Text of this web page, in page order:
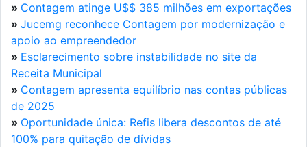
» Contagem atinge U$$ 385 milhões em exportações
» Jucemg reconhece Contagem por modernização e
apoio ao empreendedor
» Esclarecimento sobre instabilidade no site da
Receita Municipal
» Contagem apresenta equilíbrio nas contas públicas
de 2025
» Oportunidade única: Refis libera descontos de até
100% para quitação de dívidas